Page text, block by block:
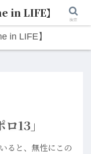
写真と日々のこと。
in LIFE】
13」
ると、無性にこの
in LIFE】 検索